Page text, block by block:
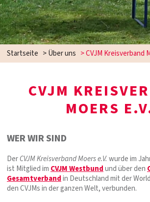
Startseite >Über uns >CVJM Kreisverband
CVJM
MOERS
WER WIR SIND
DerCVJM Kreisverband Moers e.V.wurde im
ist Mitglied im CVJM Westbundund über den
Gesamtverbandin Deutschland mit der
den CVJMs in der ganzen Welt, verbunden.